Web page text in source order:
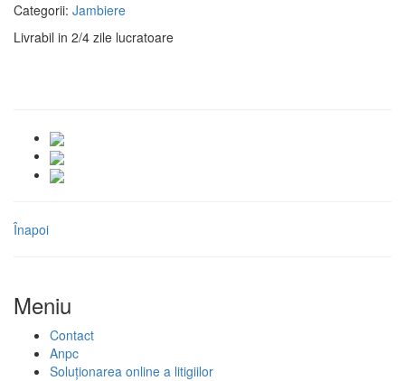
Categorii: Jambiere
Livrabil in 2/4 zile lucratoare
Înapoi
Meniu
Contact
Anpc
Soluționarea online a litigiilor